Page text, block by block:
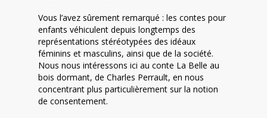
Vous l’avez sûrement remarqué : les contes pour
enfants véhiculent depuis longtemps des
représentations stéréotypées des idéaux
féminins et masculins, ainsi que de la société.
Nous nous intéressons ici au conte La Belle au
bois dormant, de Charles Perrault, en nous
concentrant plus particulièrement sur la notion
de consentement.